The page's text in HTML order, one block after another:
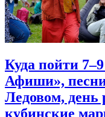
Куда пойти
Афиши»,
Ледовом, день
кубинские